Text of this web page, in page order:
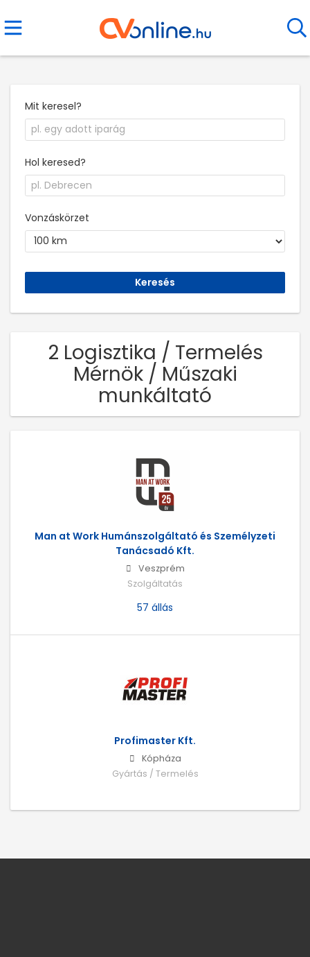
Mit keresel?
Hol keresed?
Vonzáskörzet
2 Logisztika / Termelés
Mérnök / Műszaki
munkáltató
Man at Work Humánszolgáltató és Személyzeti
Tanácsadó Kft.
Veszprém
Szolgáltatás
57 állás
Profimaster Kft.
Kópháza
Gyártás / Termelés